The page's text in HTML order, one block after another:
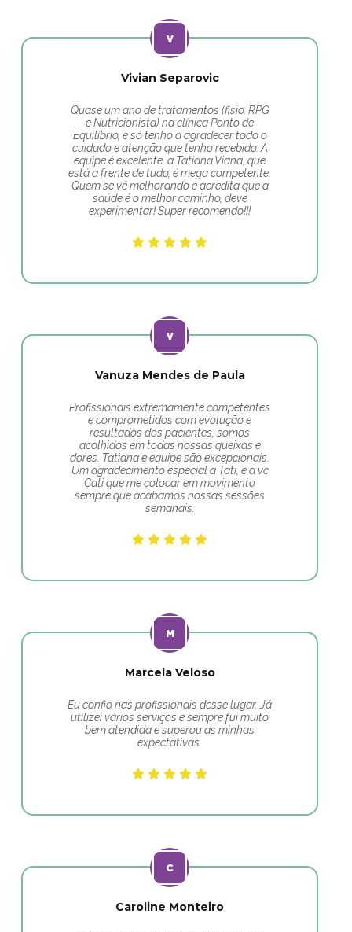
Vivian Separovic
Quase um ano de tratamentos (fisio, RPG
e Nutricionista) na clínica Ponto de
Equilíbrio, e só tenho a agradecer todo o
cuidado e atenção que tenho recebido. A
equipe é excelente, a Tatiana Viana, que
está a frente de tudo, é mega competente.
Quem se vê melhorando e acredita que a
saúde é o melhor caminho, deve
experimentar! Super recomendo!!!
Vanuza Mendes de Paula
Profissionais extremamente competentes
e comprometidos com evolução e
resultados dos pacientes, somos
acolhidos em todas nossas queixas e
dores. Tatiana e equipe são excepcionais.
Um agradecimento especial a Tati, e a vc
Cati que me colocar em movimento
sempre que acabamos nossas sessões
semanais.
Marcela Veloso
Eu confio nas profissionais desse lugar. Já
utilizei vários serviços e sempre fui muito
bem atendida e superou as minhas
expectativas.
Caroline Monteiro